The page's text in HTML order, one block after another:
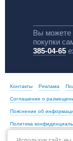
Вы можете
покупки
385-04-65
Контакты Реклама
Соглашение о
Пояснение об
Политика